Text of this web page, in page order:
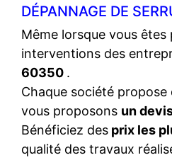
DÉPANNAGE DE
Même lorsque vous
interventions des
60350 .
Chaque société
vous proposons un
Bénéficiez des prix les
qualité des travaux